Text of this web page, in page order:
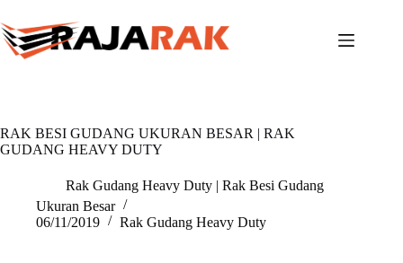
to
content
RAK BESI GUDANG UKURAN BESAR | RAK
GUDANG HEAVY DUTY
Rak Gudang Heavy Duty | Rak Besi Gudang
Ukuran Besar
06/11/2019
Rak Gudang Heavy Duty